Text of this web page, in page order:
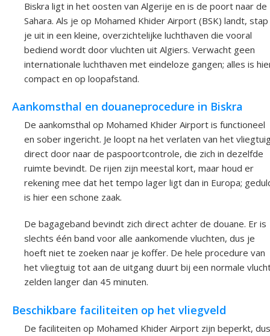
Biskra ligt in het oosten van Algerije en is de poort naar de
Sahara. Als je op Mohamed Khider Airport (BSK) landt, stap
je uit in een kleine, overzichtelijke luchthaven die vooral
bediend wordt door vluchten uit Algiers. Verwacht geen
internationale luchthaven met eindeloze gangen; alles is
compact en op loopafstand.
Aankomsthal en douaneprocedure in Biskra
De aankomsthal op Mohamed Khider Airport is functioneel
en sober ingericht. Je loopt na het verlaten van het
direct door naar de paspoortcontrole, die zich in dezelfde
ruimte bevindt. De rijen zijn meestal kort, maar houd er
rekening mee dat het tempo lager ligt dan in Europa;
is hier een schone zaak.
De bagageband bevindt zich direct achter de douane. Er is
slechts één band voor alle aankomende vluchten, dus je
hoeft niet te zoeken naar je koffer. De hele procedure van
het vliegtuig tot aan de uitgang duurt bij een normale
zelden langer dan 45 minuten.
Beschikbare faciliteiten op het vliegveld
De faciliteiten op Mohamed Khider Airport zijn beperkt, dus